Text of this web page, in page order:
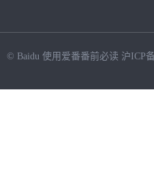
© Baidu 使用爱番番前必读 沪ICP